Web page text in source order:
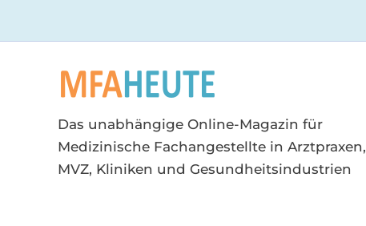
Das unabhängige Online-Magazin für
Medizinische Fachangestellte in Arztpraxen,
MVZ, Kliniken und Gesundheitsindustrien